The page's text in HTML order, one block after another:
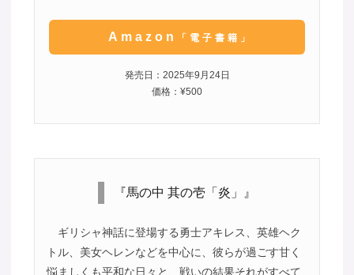
Amazon 「電子書籍」
発売日：2025年9月24日
価格：¥500
『馬の中 其の壱「炎」』
ギリシャ神話に登場する勇士アキレス、英雄ヘク
トル、美女ヘレンなどを中心に、彼らが過ごす甘く
悩ましくも平和な日々と、戦いの結果それがすべて